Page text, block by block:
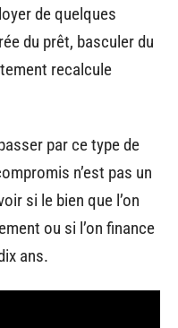
de quelques
du prêt, basculer du
recalcule
par ce type de
n’est pas un
si le bien que l’on
ou si l’on finance
ans.